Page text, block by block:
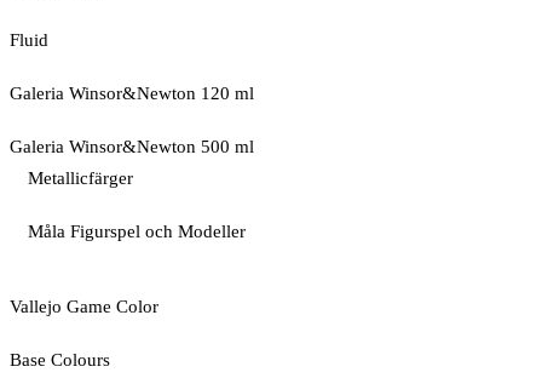
Fluid
Galeria Winsor&Newton 120 ml
Galeria Winsor&Newton 500 ml
Metallicfärger
Måla Figurspel och Modeller
Vallejo Game Color
Base Colours